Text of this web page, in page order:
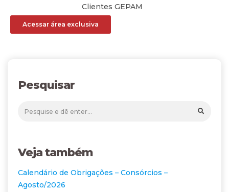
Clientes GEPAM
Acessar área exclusiva
Pesquisar
Veja também
Calendário de Obrigações – Consórcios –
Agosto/2026